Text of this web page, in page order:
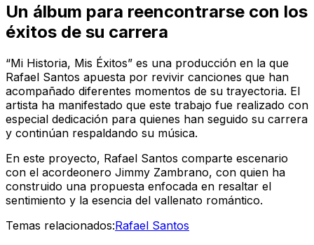
Un álbum para reencontrarse con los
éxitos de su carrera
“Mi Historia, Mis Éxitos” es una producción en la que
Rafael Santos apuesta por revivir canciones que han
acompañado diferentes momentos de su trayectoria. El
artista ha manifestado que este trabajo fue realizado con
especial dedicación para quienes han seguido su carrera
y continúan respaldando su música.
En este proyecto, Rafael Santos comparte escenario
con el acordeonero Jimmy Zambrano, con quien ha
construido una propuesta enfocada en resaltar el
sentimiento y la esencia del vallenato romántico.
Temas relacionados:Rafael Santos